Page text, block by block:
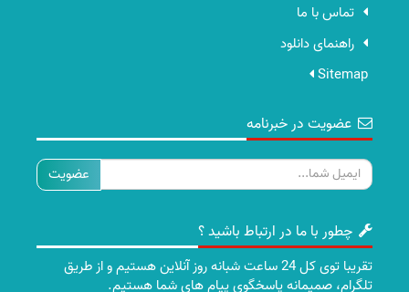
تماس با ما
راهنمای دانلود
Sitemap
عضویت در خبرنامه
ایمیل
چطور با ما در ارتباط باشید ؟
تقریبا توی کل 24 ساعت شبانه روز آنلاین هستیم و از طریق
تلگرام، صمیمانه پاسخگوی پیام های شما هستیم.